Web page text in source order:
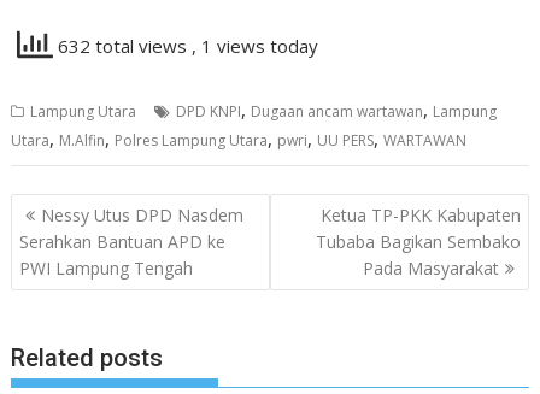
632 total views , 1 views today
Lampung Utara DPD KNPI, Dugaan ancam wartawan, Lampung
Utara, M.Alfin, Polres Lampung Utara, pwri, UU PERS,WARTAWAN
Navigasi
pos
Nessy Utus DPD Nasdem
Serahkan Bantuan APD ke
PWI Lampung Tengah
Ketua TP-PKK Kabupaten
Tubaba Bagikan Sembako
Pada Masyarakat
Related posts